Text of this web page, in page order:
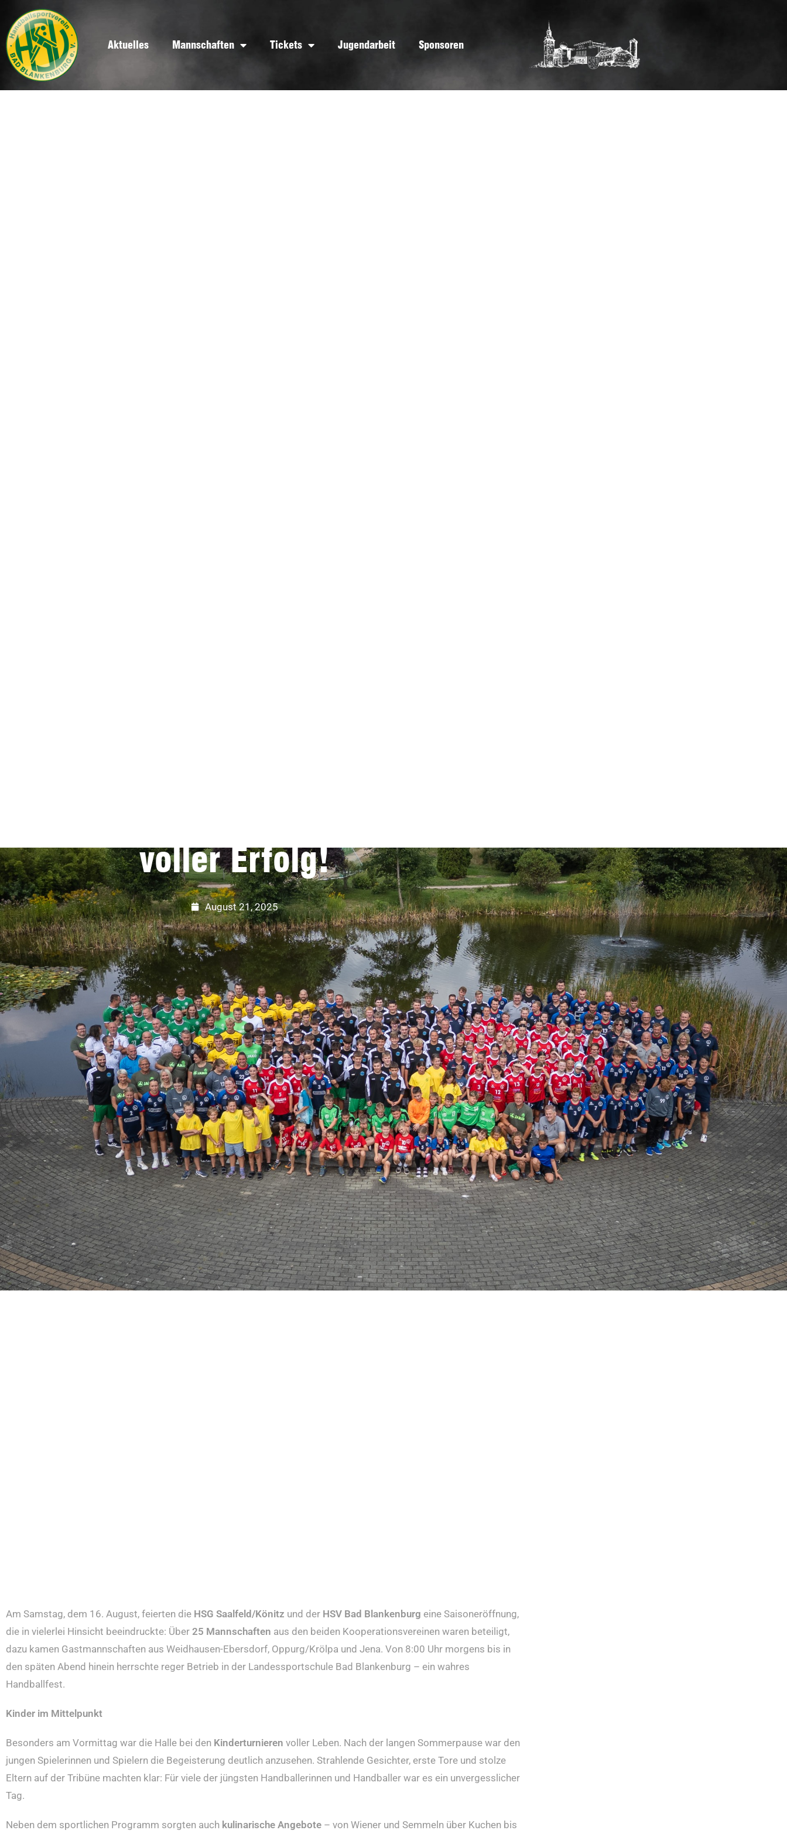
Aktuelles Mannschaften Tickets Jugendarbeit Sponsoren
voller Erfolg!
August 21, 2025
Am Samstag, dem 16. August, feierten die HSG Saalfeld/Könitz und der HSV Bad Blankenburg eine Saisoneröffnung,
die in vielerlei Hinsicht beeindruckte: Über 25 Mannschaften aus den beiden Kooperationsvereinen waren beteiligt,
dazu kamen Gastmannschaften aus Weidhausen-Ebersdorf, Oppurg/Krölpa und Jena. Von 8:00 Uhr morgens bis in
den späten Abend hinein herrschte reger Betrieb in der Landessportschule Bad Blankenburg – ein wahres
Handballfest.
Kinder im Mittelpunkt
Besonders am Vormittag war die Halle bei den Kinderturnieren voller Leben. Nach der langen Sommerpause war den
jungen Spielerinnen und Spielern die Begeisterung deutlich anzusehen. Strahlende Gesichter, erste Tore und stolze
Eltern auf der Tribüne machten klar: Für viele der jüngsten Handballerinnen und Handballer war es ein unvergesslicher
Tag.
Neben dem sportlichen Programm sorgten auch kulinarische Angebote – von Wiener und Semmeln über Kuchen bis